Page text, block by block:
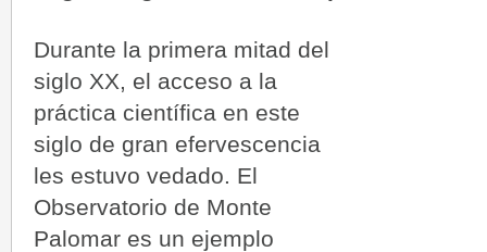
Durante la primera mitad del
siglo XX, el acceso a la
práctica científica en este
siglo de gran efervescencia
les estuvo vedado. El
Observatorio de Monte
Palomar es un ejemplo